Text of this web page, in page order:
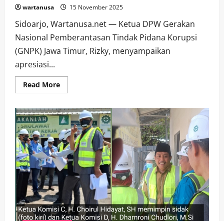
wartanusa 15 November 2025
Sidoarjo, Wartanusa.net — Ketua DPW Gerakan
Nasional Pemberantasan Tindak Pidana Korupsi
(GNPK) Jawa Timur, Rizky, menyampaikan
apresiasi...
Read MoreRead
more
DPW
GNPK
Jatim
Apresiasi
Langkah
Wabup
Sidoarjo
Laporkan
Dugaan
Pelanggaran
Mutasi
Pejabat